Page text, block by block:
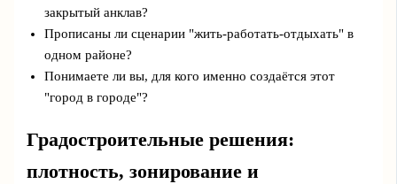
закрытый анклав?
Прописаны ли сценарии "жить-работать-отдыхать" в
одном районе?
Понимаете ли вы, для кого именно создаётся этот
"город в городе"?
Градостроительные решения:
плотность, зонирование и